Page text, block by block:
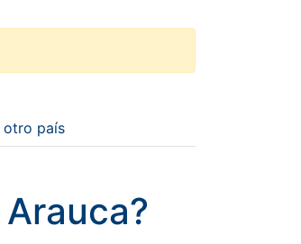
otro país